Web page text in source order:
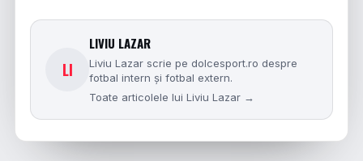
LI
LIVIU LAZAR
Liviu Lazar scrie pe dolcesport.ro despre
fotbal intern și fotbal extern.
Toate articolele lui Liviu Lazar →